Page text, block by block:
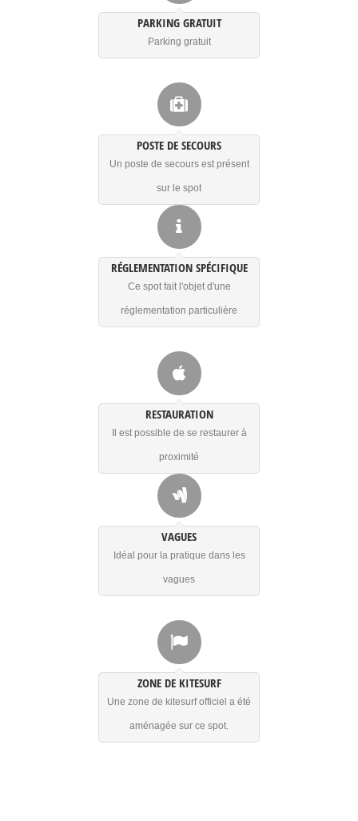
PARKING GRATUIT
Parking gratuit
POSTE DE SECOURS
Un poste de secours est présent
sur le spot
RÉGLEMENTATION SPÉCIFIQUE
Ce spot fait l'objet d'une
réglementation particulière
RESTAURATION
Il est possible de se restaurer à
proximité
VAGUES
Idéal pour la pratique dans les
vagues
ZONE DE KITESURF
Une zone de kitesurf officiel a été
aménagée sur ce spot.